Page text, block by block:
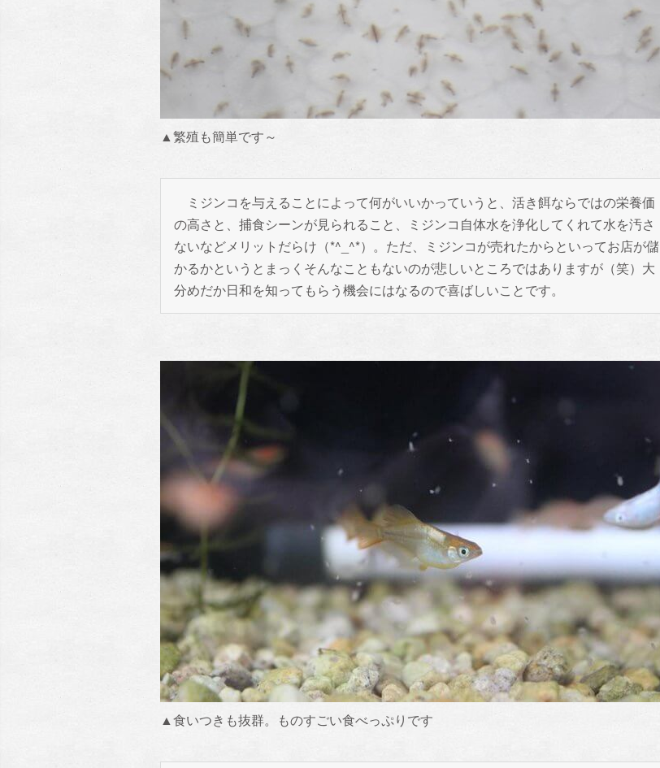
▲繁殖も簡単です～
ミジンコを与えることによって何がいいかっていうと、活き餌ならではの栄養価
の高さと、捕食シーンが見られること、ミジンコ自体水を浄化してくれて水を汚さ
ないなどメリットだらけ（*^_^*）。ただ、ミジンコが売れたからといってお店が儲
かるかというとまっくそんなこともないのが悲しいところではありますが（笑）大
分めだか日和を知ってもらう機会にはなるので喜ばしいことです。
▲食いつきも抜群。ものすごい食べっぷりです